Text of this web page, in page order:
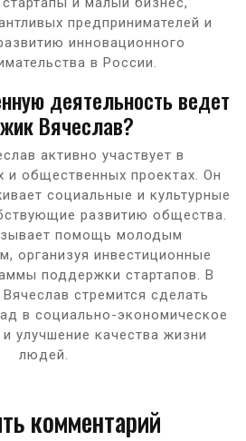
предпринимателей и
инновационного
в России.
деятельность ведет
Вячеслав?
активно участвует в
и общественных проектах. Он
социальные и культурные
развитию общества.
помощь молодым
организуя инвестиционные
поддержки стартапов. В
стремится сделать
в социально-экономическое
улучшение качества жизни
людей.
комментарий